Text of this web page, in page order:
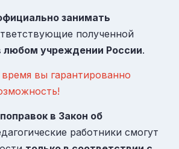
занимать
полученной
любом учреждении России.
вы гарантированно
поправок в Закон об
работники смогут